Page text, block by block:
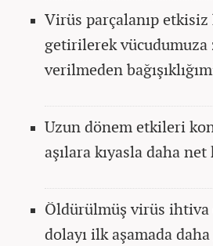
Virüs parçalanıp etkisiz
getirilerek vücudumuza
verilmeden
Uzun dönem etkileri
aşılara kıyasla daha
Öldürülmüş virüs
dolayı ilk aşamada